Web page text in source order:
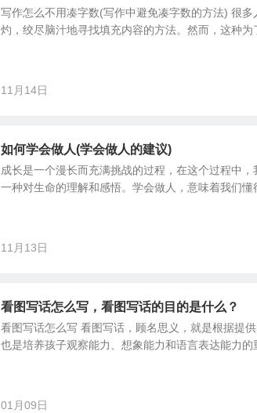
写作怎么不用凑字数(写作中避免凑字数的方法) 很
灼，绞尽脑汁地寻找填充内容的方法。然而，这种为
11月14日
如何学会做人(学会做人的建议)
成长是一个漫长而充满挑战的过程，在这个过程中
一种对生命的理解和感悟。学会做人，意味着我们
11月13日
看图写话怎么写，看图写话的目的是什么？
看图写话怎么写 看图写话，顾名思义，就是根据提
也是培养孩子观察能力、想象能力和语言表达能力
01月09日